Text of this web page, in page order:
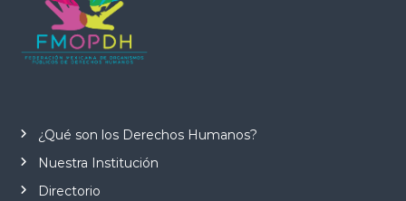
¿Qué son los Derechos Humanos?
Nuestra Institución
Directorio